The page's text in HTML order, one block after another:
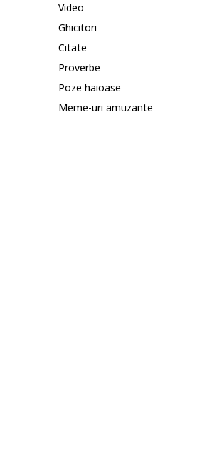
Video
Ghicitori
Citate
Proverbe
Poze haioase
Meme-uri amuzante